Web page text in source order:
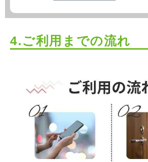
4.ご利用までの流れ